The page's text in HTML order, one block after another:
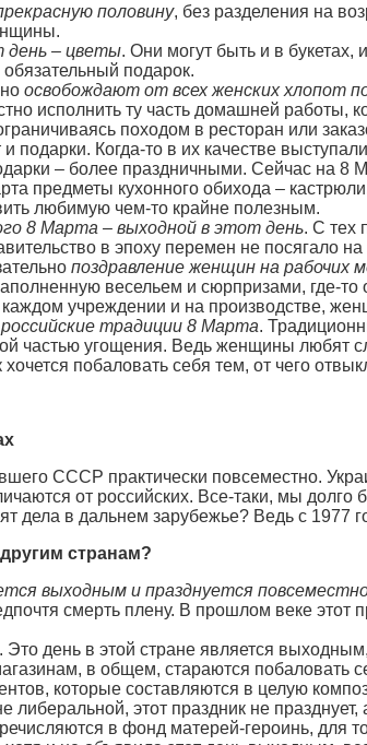
половину, без разделения на
день – цветы. Они могут быть и в букетах,
подарок.
освобождают от всех женских хлопот
исполнить ту часть домашней
походом в ресторан или
подарки. Когда-то в их качестве
– более праздничными. Сейчас на 8
предметы кухонного обихода –
любимую чем-то крайне полезным.
8 Марта – выходной в этот день. С тех
в эпоху перемен не посягало
поздравление женщин на рабочих
весельем и сюрпризами, где-
учреждении и на производстве,
традиции 8 Марта.
частью угощения. Ведь женщины любят
побаловать себя тем, от чего
СССР практически повсеместно.
от российских. Все-таки, мы
дела в дальнем зарубежье? Ведь с
странам?
выходным и празднуется
смерть плену. В прошлом веке
. Это день в этой стране является
в общем, стараются
которые составляются в целую
либеральной, этот праздник не празднует,
в фонд матерей-героинь, для